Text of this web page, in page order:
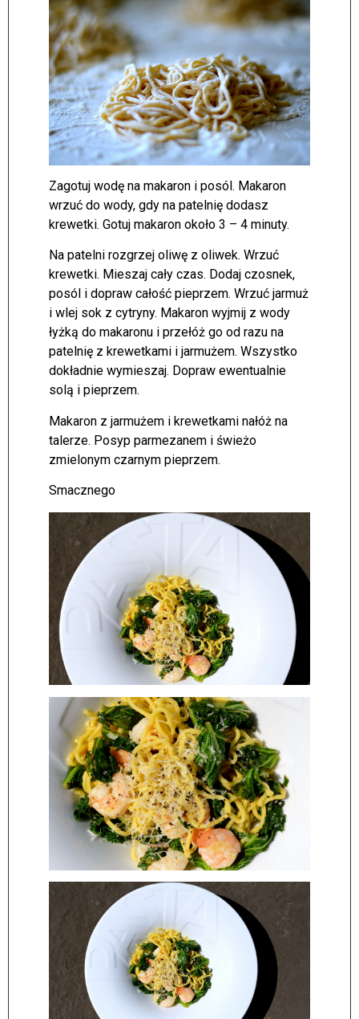
Zagotuj wodę na makaron i posól. Makaron
wrzuć do wody, gdy na patelnię dodasz
krewetki. Gotuj makaron około 3 – 4 minuty.
Na patelni rozgrzej oliwę z oliwek. Wrzuć
krewetki. Mieszaj cały czas. Dodaj czosnek,
posól i dopraw całość pieprzem. Wrzuć jarmuż
i wlej sok z cytryny. Makaron wyjmij z wody
łyżką do makaronu i przełóż go od razu na
patelnię z krewetkami i jarmużem. Wszystko
dokładnie wymieszaj. Dopraw ewentualnie
solą i pieprzem.
Makaron z jarmużem i krewetkami nałóż na
talerze. Posyp parmezanem i świeżo
zmielonym czarnym pieprzem.
Smacznego